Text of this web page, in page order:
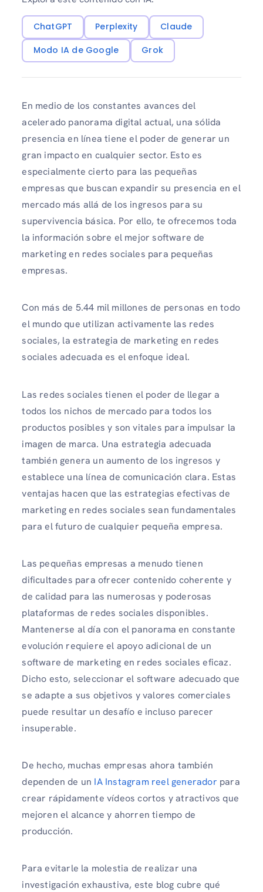
ChatGPT Perplexity
Claude
Modo IA de Google
Grok
En medio de los constantes avances del
acelerado panorama digital actual, una sólida
presencia en línea tiene el poder de generar un
gran impacto en cualquier sector. Esto es
especialmente cierto para las pequeñas
empresas que buscan expandir su presencia en el
mercado más allá de los ingresos para su
supervivencia básica. Por ello, te ofrecemos toda
la información sobre el mejor software de
marketing en redes sociales para pequeñas
empresas.
Con más de 5.44 mil millones de personas en todo
el mundo que utilizan activamente las redes
sociales, la estrategia de marketing en redes
sociales adecuada es el enfoque ideal.
Las redes sociales tienen el poder de llegar a
todos los nichos de mercado para todos los
productos posibles y son vitales para impulsar la
imagen de marca. Una estrategia adecuada
también genera un aumento de los ingresos y
establece una línea de comunicación clara. Estas
ventajas hacen que las estrategias efectivas de
marketing en redes sociales sean fundamentales
para el futuro de cualquier pequeña empresa.
Las pequeñas empresas a menudo tienen
dificultades para ofrecer contenido coherente y
de calidad para las numerosas y poderosas
plataformas de redes sociales disponibles.
Mantenerse al día con el panorama en constante
evolución requiere el apoyo adicional de un
software de marketing en redes sociales eficaz.
Dicho esto, seleccionar el software adecuado que
se adapte a sus objetivos y valores comerciales
puede resultar un desafío e incluso parecer
insuperable.
De hecho, muchas empresas ahora también
dependen de un IA Instagram reel generador para
crear rápidamente vídeos cortos y atractivos que
mejoren el alcance y ahorren tiempo de
producción.
Para evitarle la molestia de realizar una
investigación exhaustiva, este blog cubre qué